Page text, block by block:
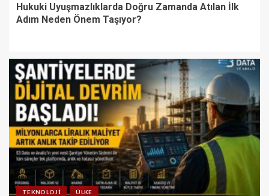
Hukuki Uyuşmazlıklarda Doğru Zamanda Atılan İlk
Adım Neden Önem Taşıyor?
TEKNOLOJI ÜLKE